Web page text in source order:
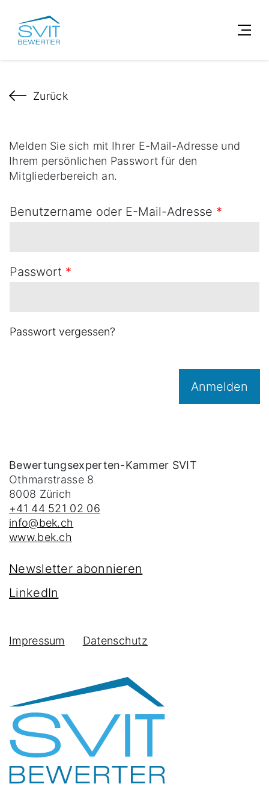
Zurück
Melden Sie sich mit Ihrer E-Mail-Adresse und
Ihrem persönlichen Passwort für den
Mitgliederbereich an.
Benutzername oder E-Mail-Adresse *
Passwort *
Passwort vergessen?
Anmelden
Bewertungsexperten-Kammer SVIT
Othmarstrasse 8
8008 Zürich
+41 44 521 02 06
info@bek.ch
www.bek.ch
Newsletter abonnieren
LinkedIn
Impressum Datenschutz